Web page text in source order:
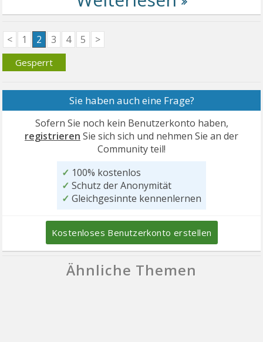
< 1 2 3 4 5 >
Gesperrt
Sie haben auch eine Frage?
Sofern Sie noch kein Benutzerkonto haben,
registrieren Sie sich sich und nehmen Sie an der
Community teil!
✓ 100% kostenlos
✓ Schutz der Anonymität
✓ Gleichgesinnte kennenlernen
Kostenloses Benutzerkonto erstellen
Ähnliche Themen